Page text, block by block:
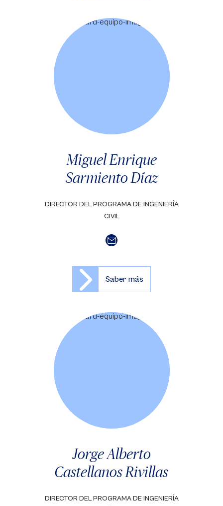
Miguel Enrique
Sarmiento Díaz
DIRECTOR DEL PROGRAMA DE INGENIERÍA
CIVIL
Saber más
Jorge Alberto
Castellanos Rivillas
DIRECTOR DEL PROGRAMA DE INGENIERÍA